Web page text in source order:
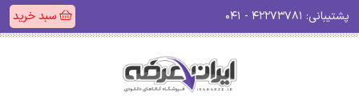
پشتیبانی: سبد خرید